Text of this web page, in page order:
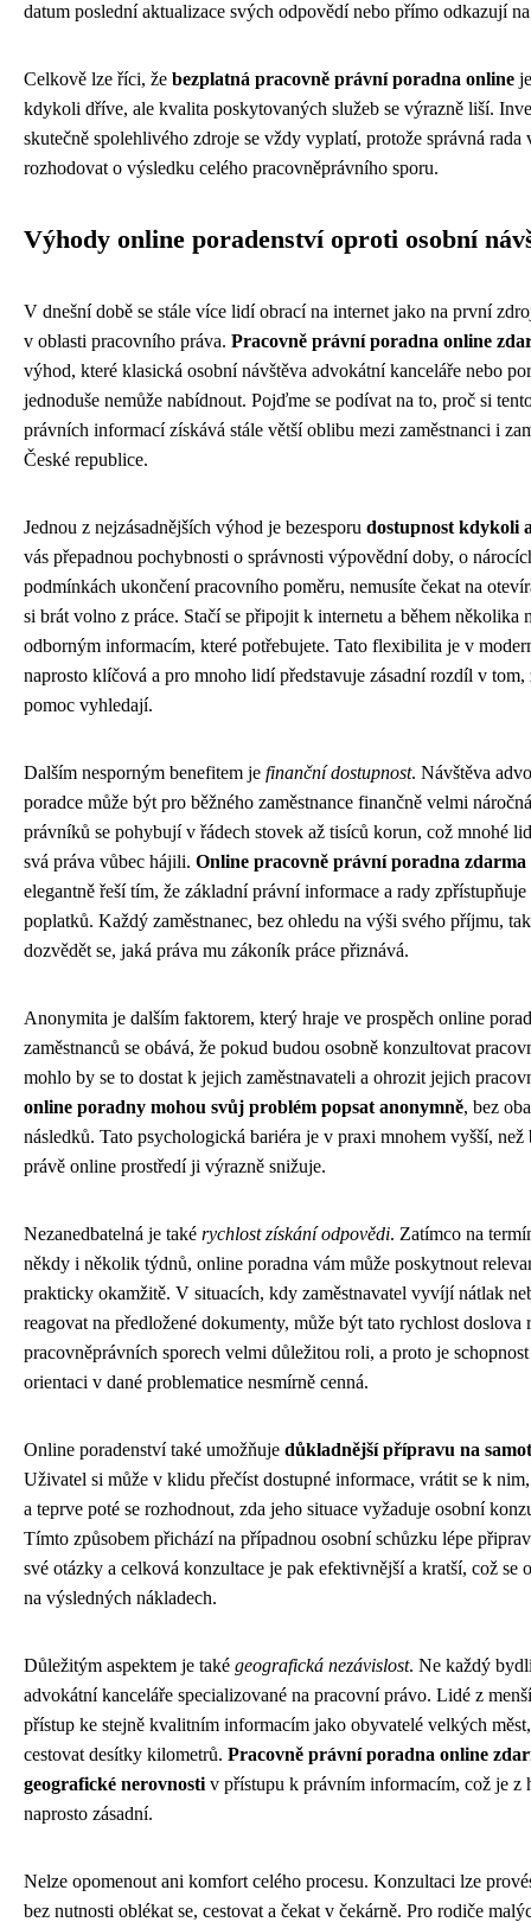
datum poslední aktualizace svých odpovědí nebo přímo odkazují
Celkově lze říci, že bezplatná pracovně právní poradna online
kdykoli dříve, ale kvalita poskytovaných služeb se výrazně liší.
skutečně spolehlivého zdroje se vždy vyplatí, protože správná rada
rozhodovat o výsledku celého pracovněprávního sporu.
Výhody online poradenství oproti osobní
V dnešní době se stále více lidí obrací na internet jako na první
v oblasti pracovního práva. Pracovně právní poradna online
výhod, které klasická osobní návštěva advokátní kanceláře nebo
jednoduše nemůže nabídnout. Pojďme se podívat na to, proč si
právních informací získává stále větší oblibu mezi zaměstnanci i
České republice.
Jednou z nejzásadnějších výhod je bezesporu dostupnost kdykoli
vás přepadnou pochybnosti o správnosti výpovědní doby, o
podmínkách ukončení pracovního poměru, nemusíte čekat na
si brát volno z práce. Stačí se připojit k internetu a během několika
odborným informacím, které potřebujete. Tato flexibilita je v
naprosto klíčová a pro mnoho lidí představuje zásadní rozdíl v tom,
pomoc vyhledají.
Dalším nesporným benefitem je finanční dostupnost. Návštěva
poradce může být pro běžného zaměstnance finančně velmi
právníků se pohybují v řádech stovek až tisíců korun, což mnohé
svá práva vůbec hájili. Online pracovně právní poradna zdarma
elegantně řeší tím, že základní právní informace a rady
poplatků. Každý zaměstnanec, bez ohledu na výši svého příjmu,
dozvědět se, jaká práva mu zákoník práce přiznává.
Anonymita je dalším faktorem, který hraje ve prospěch online
zaměstnanců se obává, že pokud budou osobně konzultovat
mohlo by se to dostat k jejich zaměstnavateli a ohrozit jejich
online poradny mohou svůj problém popsat anonymně, bez
následků. Tato psychologická bariéra je v praxi mnohem vyšší, než
právě online prostředí ji výrazně snižuje.
Nezanedbatelná je také rychlost získání odpovědi. Zatímco na
někdy i několik týdnů, online poradna vám může poskytnout
prakticky okamžitě. V situacích, kdy zaměstnavatel vyvíjí nátlak
reagovat na předložené dokumenty, může být tato rychlost
pracovněprávních sporech velmi důležitou roli, a proto je
orientaci v dané problematice nesmírně cenná.
Online poradenství také umožňuje důkladnější přípravu na
Uživatel si může v klidu přečíst dostupné informace, vrátit se k
a teprve poté se rozhodnout, zda jeho situace vyžaduje osobní
Tímto způsobem přichází na případnou osobní schůzku lépe
své otázky a celková konzultace je pak efektivnější a kratší, což se
na výsledných nákladech.
Důležitým aspektem je také geografická nezávislost. Ne každý
advokátní kanceláře specializované na pracovní právo. Lidé z
přístup ke stejně kvalitním informacím jako obyvatelé velkých
cestovat desítky kilometrů. Pracovně právní poradna online
geografické nerovnosti v přístupu k právním informacím, což je z
naprosto zásadní.
Nelze opomenout ani komfort celého procesu. Konzultaci lze
bez nutnosti oblékat se, cestovat a čekat v čekárně. Pro rodiče